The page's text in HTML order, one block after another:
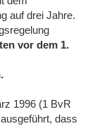
auf drei Jahre.
vor dem 1.
1996 (1 BvR
dass